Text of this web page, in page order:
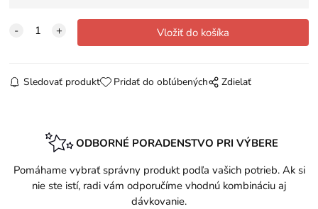
Sledovať produkt Pridať do obľúbených Zdielať
ODBORNÉ PORADENSTVO PRI VÝBERE
Pomáhame vybrať správny produkt podľa vašich potrieb. Ak si
nie ste istí, radi vám odporučíme vhodnú kombináciu aj
dávkovanie.